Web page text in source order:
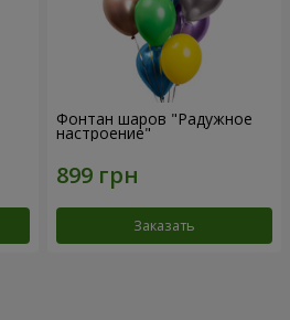
Фонтан шаров "Радужное
настроение"
Заказать